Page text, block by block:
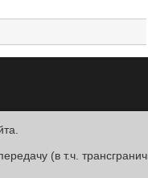
(в т.ч.